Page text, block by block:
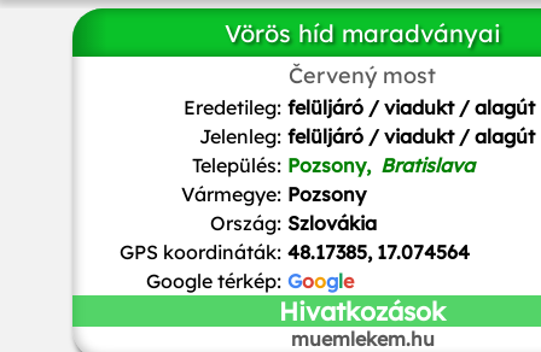
Vörös híd maradványai
Červený most
Eredetileg: felüljáró / viadukt / alagút
Jelenleg: felüljáró / viadukt / alagút
Település: Pozsony, Bratislava
Vármegye: Pozsony
Ország: Szlovákia
GPS koordináták: 48.17385, 17.074564
Google térkép: Google
Hivatkozások
muemlekem.hu